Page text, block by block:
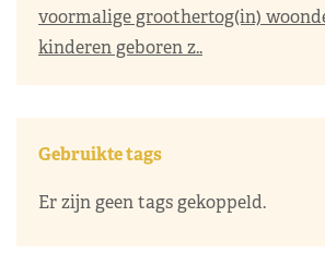
voormalige groothertog(in)
kinderen geboren z..
Gebruikte tags
Er zijn geen tags gekoppeld.